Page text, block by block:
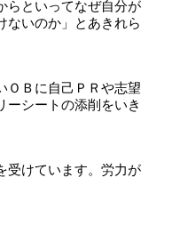
らといってなぜ自分が
ないのか」とあきれら
ＯＢに自己ＰＲや志望
ーシートの添削をいき
受けています。労力が